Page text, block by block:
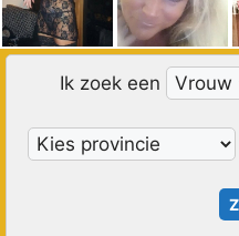
Ik zoek een